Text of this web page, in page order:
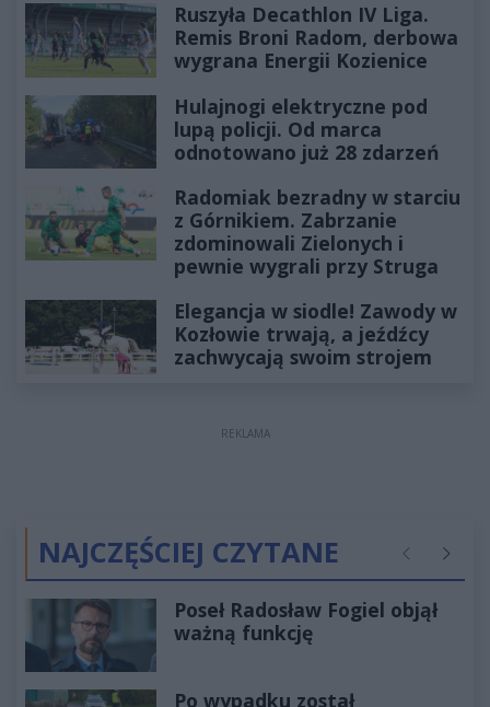
Ruszyła Decathlon IV Liga.
Remis Broni Radom, derbowa
wygrana Energii Kozienice
Hulajnogi elektryczne pod
lupą policji. Od marca
odnotowano już 28 zdarzeń
Radomiak bezradny w starciu
z Górnikiem. Zabrzanie
zdominowali Zielonych i
pewnie wygrali przy Struga
Elegancja w siodle! Zawody w
Kozłowie trwają, a jeźdźcy
zachwycają swoim strojem
REKLAMA
NAJCZĘŚCIEJ CZYTANE Poprzednie
Poseł Radosław Fogiel objął
ważną funkcję
Po wypadku został